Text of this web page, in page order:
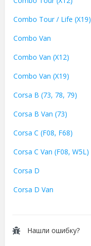
Combo Tour / Life (X19)
Combo Van
Combo Van (X12)
Combo Van (X19)
Corsa B (73, 78, 79)
Corsa B Van (73)
Corsa C (F08, F68)
Corsa C Van (F08, W5L)
Corsa D
Corsa D Van
Нашли ошибку?